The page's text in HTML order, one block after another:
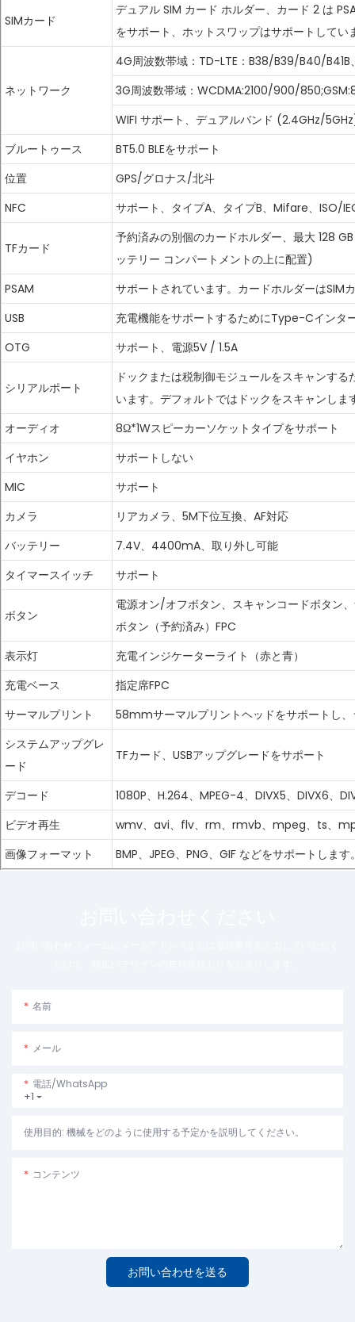
SIMカード
デュアル SIM カード ホルダー、カード 2 は
をサポート、ホットスワップはサポートしてい
ネットワーク
4G周波数帯域：TD-LTE：B38/B39/B40/
3G周波数帯域：WCDMA:2100/900/
WIFI サポート、デュアルバンド (2.4GHz/
ブルートゥース
BT5.0 BLEをサポート
位置
GPS/グロナス/北斗
NFC
サポート、タイプA、タイプB、Mifare、ISO/
TFカード
予約済みの別個のカードホルダー、最大 128
ッテリー コンパートメントの上に配置)
PSAM
サポートされています。カードホルダーはSIM
USB
充電機能をサポートするためにType-Cインタ
OTG
サポート、電源5V / 1.5A
シリアルポート
ドックまたは税制御モジュールをスキャンす
います。デフォルトではドックをスキャンしま
オーディオ
8Ω*1Wスピーカーソケットタイプをサポート
イヤホン
サポートしない
MIC
サポート
カメラ
リアカメラ、5M下位互換、AF対応
バッテリー
7.4V、4400mA、取り外し可能
タイマースイッチ
サポート
ボタン
電源オン/オフボタン、スキャンコードボタン
ボタン（予約済み）FPC
表示灯
充電インジケーターライト（赤と青）
充電ベース
指定席FPC
サーマルプリント
58mmサーマルプリントヘッドをサポートし
システムアップグレ
ード
TFカード、USBアップグレードをサポート
デコード
1080P、H.264、MPEG-4、DIVX5、DIVX6、
ビデオ再生
wmv、avi、flv、rm、rmvb、mpeg、ts、
画像フォーマット
BMP、JPEG、PNG、GIF などをサポートします
名前
メール
+1
電話/WhatsApp
使用目的: 機械をどのように使用する予定かを説明してください。
コンテンツ
お問い合わせを送る